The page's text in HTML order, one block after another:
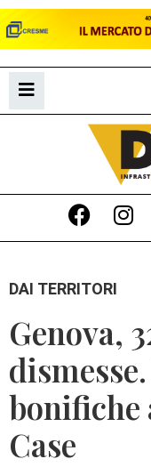
DAI TERRITORI
Genova,
bonifiche
Case